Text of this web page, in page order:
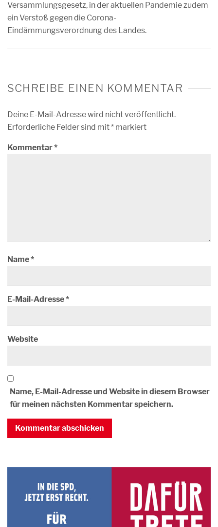
Versammlungsgesetz, in der aktuellen Pandemie zudem
ein Verstoß gegen die Corona-
Eindämmungsverordnung des Landes.
SCHREIBE EINEN KOMMENTAR
Deine E-Mail-Adresse wird nicht veröffentlicht.
Erforderliche Felder sind mit* markiert
Kommentar*
Name*
E-Mail-Adresse*
Website
Name, E-Mail-Adresse und Website in diesem Browser
für meinen nächsten Kommentar speichern.